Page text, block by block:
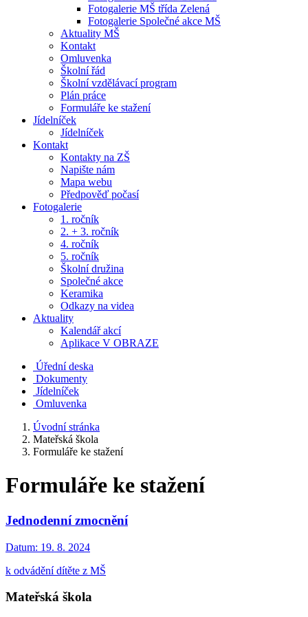
Fotogalerie MŠ třída Zelená
Fotogalerie Společné akce MŠ
Aktuality MŠ
Kontakt
Omluvenka
Školní řád
Školní vzdělávací program
Plán práce
Formuláře ke stažení
Jídelníček
Jídelníček
Kontakt
Kontakty na ZŠ
Napište nám
Mapa webu
Předpověď počasí
Fotogalerie
1. ročník
2. + 3. ročník
4. ročník
5. ročník
Školní družina
Společné akce
Keramika
Odkazy na videa
Aktuality
Kalendář akcí
Aplikace V OBRAZE
Úřední deska
Dokumenty
Jídelníček
Omluvenka
Úvodní stránka
Mateřská škola
Formuláře ke stažení
Formuláře ke stažení
Jednodenní zmocnění
Datum: 19. 8. 2024
k odvádění dítěte z MŠ
Mateřská škola